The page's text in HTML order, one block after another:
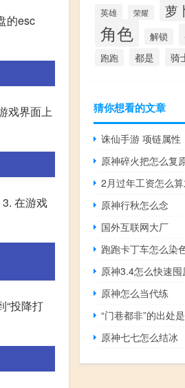
的esc
戏界面上
在游戏
“投降打
英雄 荣耀 萝
角色 解锁
跑跑 都是 骑
猜你想看的文章
诛仙手游 项链属性
原神碎火把怎么复
2月过年工资怎么
原神行秋怎么念
国外互联网大厂
跑跑卡丁车怎么染
原神3.4怎么快速囤
原神怎么当代练
“门巷都非”的出处
原神七七怎么结冰